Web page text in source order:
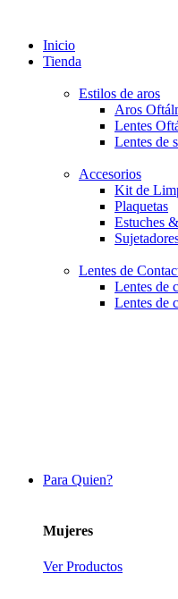
Inicio
Tienda
Estilos de aros
Aros
Lentes
Lentes de
Accesorios
Kit de
Plaquetas
Estuches
Lentes de
Lentes de
Lentes de
Para Quien?
Mujeres
Ver Productos